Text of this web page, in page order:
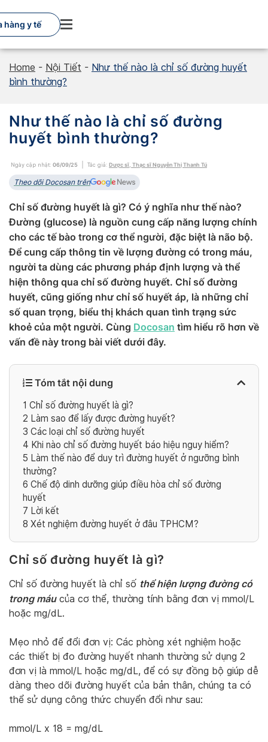
to
content
hàng y tế
Home - Nội Tiết - Như thế nào là chỉ số đường huyết
bình thường?
Như thế nào là chỉ số đường
huyết bình thường?
Ngày cập nhật: 06/09/25 Tác giả: Dược sĩ, Thạc sĩ Nguyễn Thị Thanh Tú
Theo dõi Docosan trên
Chỉ số đường huyết là gì? Có ý nghĩa như thế nào?
Đường (glucose) là nguồn cung cấp năng lượng chính
cho các tế bào trong cơ thể người, đặc biệt là não bộ.
Để cung cấp thông tin về lượng đường có trong máu,
người ta dùng các phương pháp định lượng và thể
hiện thông qua chỉ số đường huyết. Chỉ số đường
huyết, cũng giống như chỉ số huyết áp, là những chỉ
số quan trọng, biểu thị khách quan tình trạng sức
khoẻ của một người. Cùng Docosan tìm hiểu rõ hơn về
vấn đề này trong bài viết dưới đây.
Tóm tắt nội dung
1 Chỉ số đường huyết là gì?
2 Làm sao để lấy được đường huyết?
3 Các loại chỉ số đường huyết
4 Khi nào chỉ số đường huyết báo hiệu nguy hiểm?
5 Làm thế nào để duy trì đường huyết ở ngưỡng bình
thường?
6 Chế độ dinh dưỡng giúp điều hòa chỉ số đường
huyết
7 Lời kết
8 Xét nghiệm đường huyết ở đâu TPHCM?
Chỉ số đường huyết là gì?
Chỉ số đường huyết là chỉ số thể hiện lượng đường có
trong máucủa cơ thể, thường tính bằng đơn vị mmol/L
hoặc mg/dL.
Mẹo nhỏ để đổi đơn vị: Các phòng xét nghiệm hoặc
các thiết bị đo đường huyết nhanh thường sử dụng 2
đơn vị là mmol/L hoặc mg/dL, để có sự đồng bộ giúp dễ
dàng theo dõi đường huyết của bản thân, chúng ta có
thể sử dụng công thức chuyển đổi như sau:
mmol/L x 18 = mg/dL